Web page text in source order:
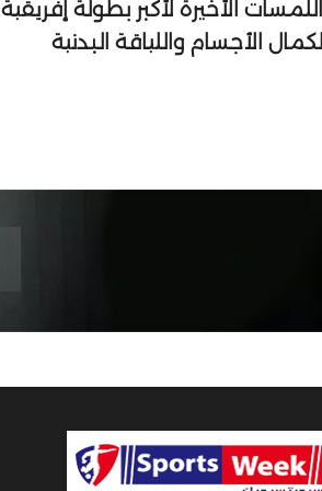
اللمسات الأخيرة لأكبر بطولة إفريقية
لكمال الأجسام واللياقة البدنية